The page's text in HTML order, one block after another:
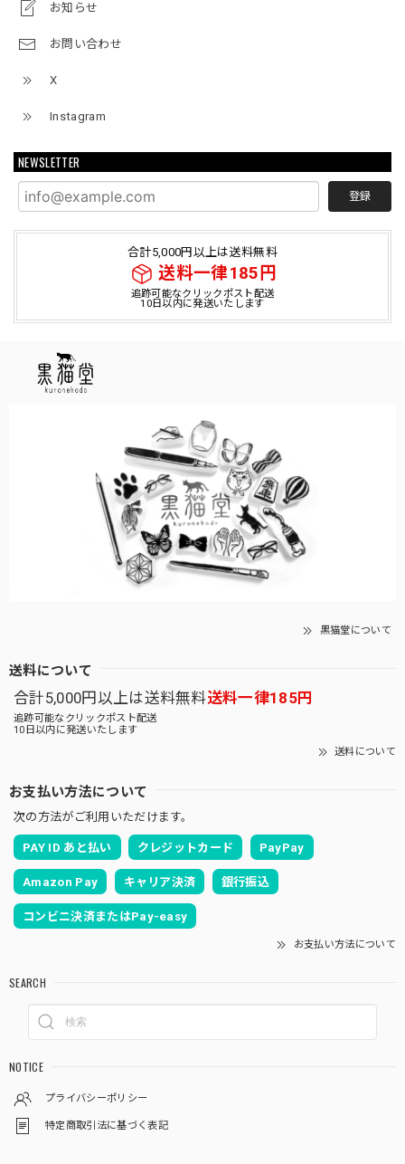
お知らせ
お問い合わせ
X
Instagram
NEWSLETTER
登録
合計5,000円以上は送料無料
送料一律185円
追跡可能なクリックポスト配送
10日以内に発送いたします
黒猫堂について
送料について
合計5,000円以上は送料無料送料一律185円
追跡可能なクリックポスト配送
10日以内に発送いたします
送料について
お支払い方法について
次の方法がご利用いただけます。
PAY ID あと払い クレジットカード PayPay
Amazon Pay キャリア決済 銀行振込
コンビニ決済またはPay-easy
お支払い方法について
SEARCH
NOTICE
プライバシーポリシー
特定商取引法に基づく表記